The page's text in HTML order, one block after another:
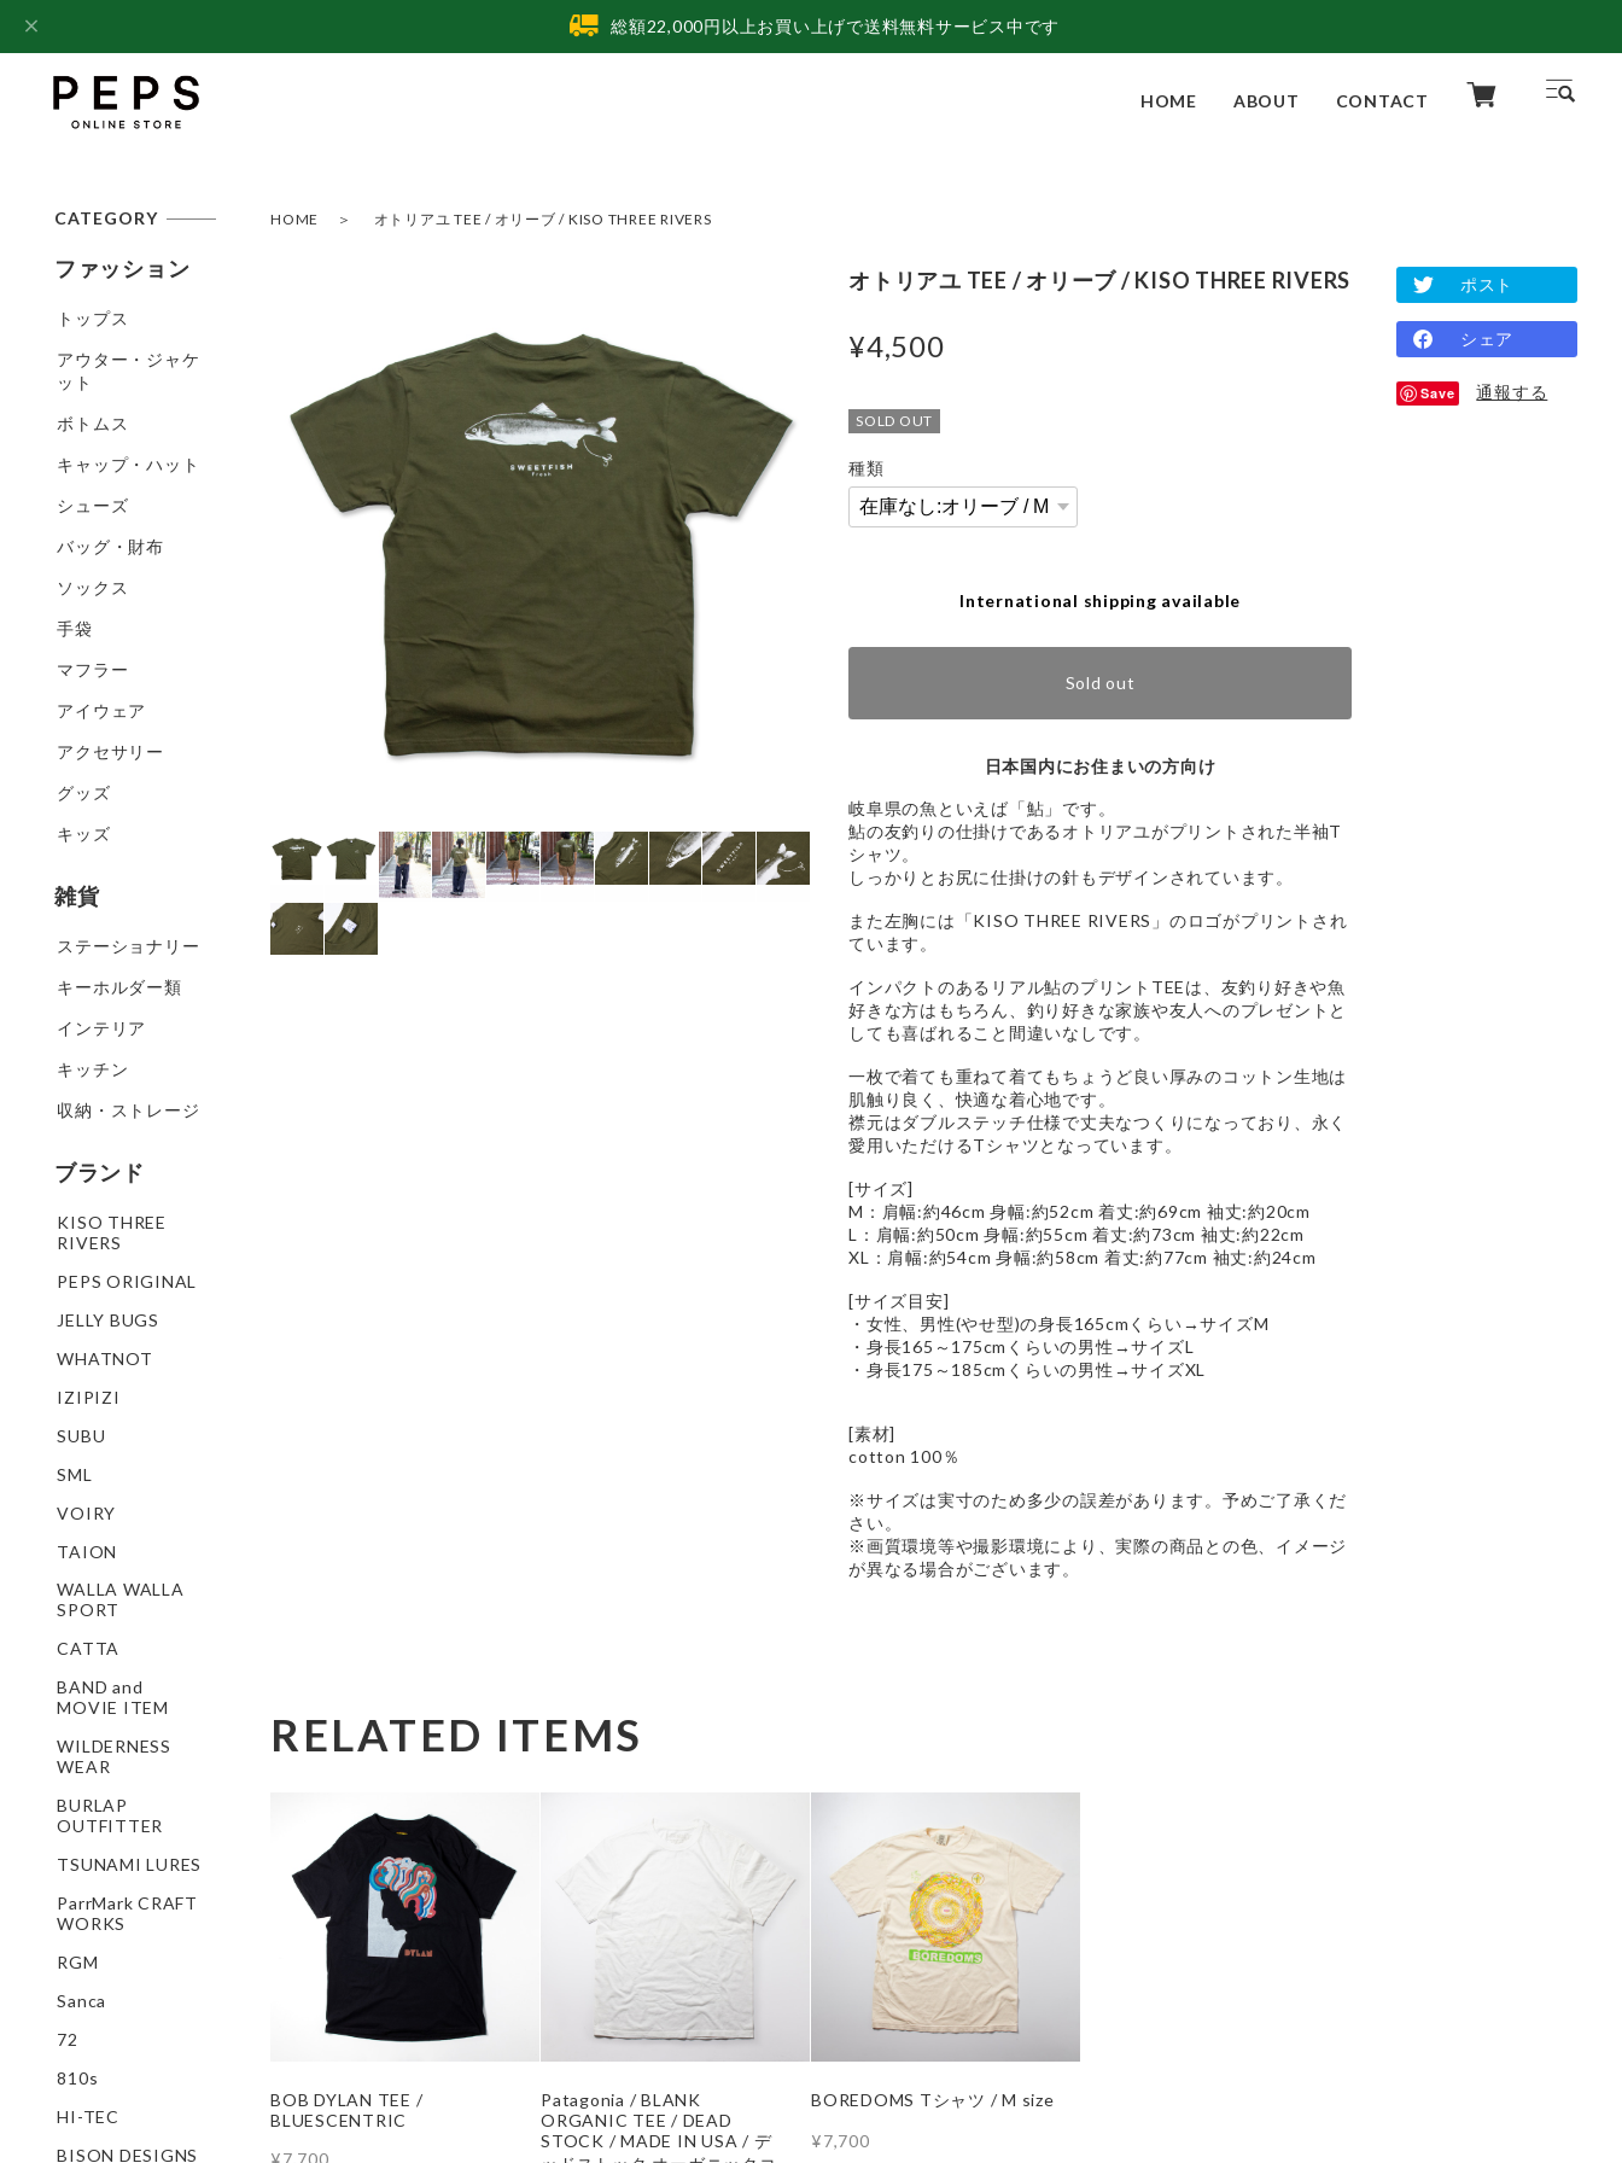
総額22,000円以上お買い上げで送料無料サービス中です
HOME ABOUT CONTACT
HOME オトリアユ TEE / オリーブ / KISO THREE RIVERS
オトリアユ TEE / オリーブ / KISO THREE RIVERS
¥4,500
SOLD OUT
種類
International shipping available
Sold out
日本国内にお住まいの方向け
岐阜県の魚といえば「鮎」です。
鮎の友釣りの仕掛けであるオトリアユがプリントされた半袖T
シャツ。
しっかりとお尻に仕掛けの針もデザインされています。
また左胸には「KISO THREE RIVERS」のロゴがプリントされ
ています。
インパクトのあるリアル鮎のプリントTEEは、友釣り好きや魚
好きな方はもちろん、釣り好きな家族や友人へのプレゼントと
しても喜ばれること間違いなしです。
一枚で着ても重ねて着てもちょうど良い厚みのコットン生地は
肌触り良く、快適な着心地です。
襟元はダブルステッチ仕様で丈夫なつくりになっており、永く
愛用いただけるTシャツとなっています。
[サイズ]
M：肩幅:約46cm 身幅:約52cm 着丈:約69cm 袖丈:約20cm
L：肩幅:約50cm 身幅:約55cm 着丈:約73cm 袖丈:約22cm
XL：肩幅:約54cm 身幅:約58cm 着丈:約77cm 袖丈:約24cm
[サイズ目安]
・女性、男性(やせ型)の身長165cmくらい→サイズM
・身長165～175cmくらいの男性→サイズL
・身長175～185cmくらいの男性→サイズXL
[素材]
cotton 100％
※サイズは実寸のため多少の誤差があります。予めご了承くだ
さい。
※画質環境等や撮影環境により、実際の商品との色、イメージ
が異なる場合がございます。
ポスト
シェア
Save 通報する
RELATED ITEMS
BOB DYLAN TEE /
BLUESCENTRIC
Patagonia / BLANK
ORGANIC TEE / DEAD
STOCK / MADE IN USA / デ
BOREDOMS Tシャツ / M size
¥7,700
CATEGORY
ファッション
トップス
アウター・ジャケ
ット
ボトムス
キャップ・ハット
シューズ
バッグ・財布
ソックス
手袋
マフラー
アイウェア
アクセサリー
グッズ
キッズ
雑貨
ステーショナリー
キーホルダー類
インテリア
キッチン
収納・ストレージ
ブランド
KISO THREE
RIVERS
PEPS ORIGINAL
JELLY BUGS
WHATNOT
IZIPIZI
SUBU
SML
VOIRY
TAION
WALLA WALLA
SPORT
CATTA
BAND and
MOVIE ITEM
WILDERNESS
WEAR
BURLAP
OUTFITTER
TSUNAMI LURES
ParrMark CRAFT
WORKS
RGM
Sanca
72
810s
HI-TEC
BISON DESIGNS